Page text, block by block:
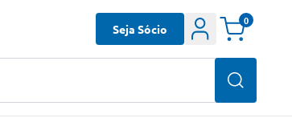
Seja Sócio
0